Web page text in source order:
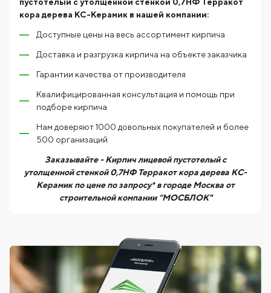
кора дерева КС-Керамик в нашей компании:
Доступные цены на весь ассортимент кирпича
Доставка и разгрузка кирпича на объекте заказчика
Гарантии качества от производителя
Квалифицированная консультация и помощь при
подборе кирпича
Нам доверяют 1000 довольных покупателей и более
500 организаций
Заказывайте - Кирпич лицевой пустотелый с
утолщенной стенкой 0,7НФ Терракот кора дерева КС-
Керамик по цене по запросу* в городе Москва от
строительной компании “МОСБЛОК"